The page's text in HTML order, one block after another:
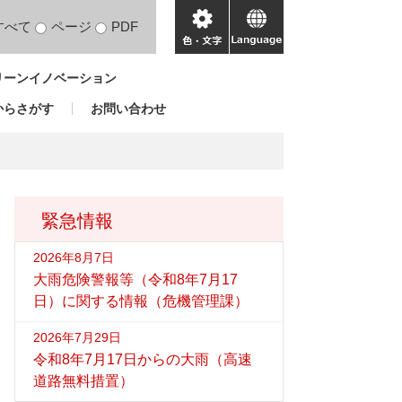
べて ページ PDF
色・
文
language
ンイノベーション
らさがす お問い合わせ
緊急情報
2026年8月7日
大雨危険警報等（令和8年7月17
日）に関する情報（危機管理課）
2026年7月29日
令和8年7月17日からの大雨（高速
道路無料措置）